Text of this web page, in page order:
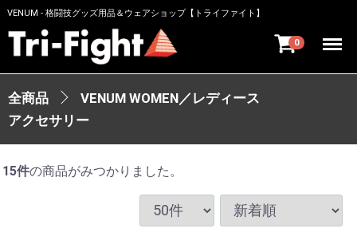
VENUM - 格闘技グッズ用品＆ウェアショップ【トライファイト】
0 Menu
全商品
VENUM WOMEN／レディース
アクセサリー
15件の商品がみつかりました。